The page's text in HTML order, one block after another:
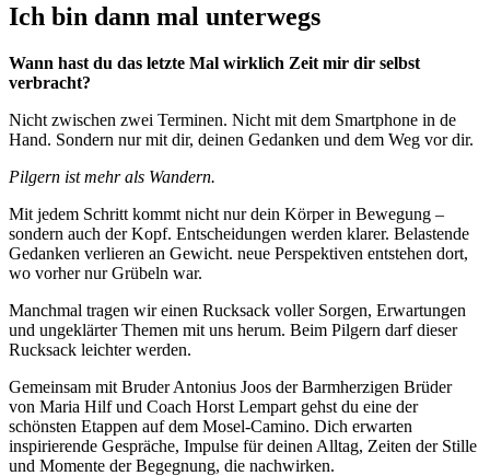
Ich bin dann mal unterwegs
Wann hast du das letzte Mal wirklich Zeit mir dir selbst
verbracht?
Nicht zwischen zwei Terminen. Nicht mit dem Smartphone in de
Hand. Sondern nur mit dir, deinen Gedanken und dem Weg vor dir.
Pilgern ist mehr als Wandern.
Mit jedem Schritt kommt nicht nur dein Körper in Bewegung –
sondern auch der Kopf. Entscheidungen werden klarer. Belastende
Gedanken verlieren an Gewicht. neue Perspektiven entstehen dort,
wo vorher nur Grübeln war.
Manchmal tragen wir einen Rucksack voller Sorgen, Erwartungen
und ungeklärter Themen mit uns herum. Beim Pilgern darf dieser
Rucksack leichter werden.
Gemeinsam mit Bruder Antonius Joos der Barmherzigen Brüder
von Maria Hilf und Coach Horst Lempart gehst du eine der
schönsten Etappen auf dem Mosel-Camino. Dich erwarten
inspirierende Gespräche, Impulse für deinen Alltag, Zeiten der Stille
und Momente der Begegnung, die nachwirken.